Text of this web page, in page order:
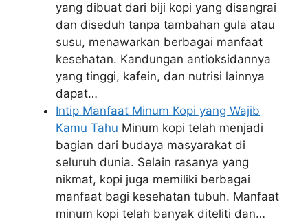
yang dibuat dari biji kopi yang disangrai
dan diseduh tanpa tambahan gula atau
susu, menawarkan berbagai manfaat
kesehatan. Kandungan antioksidannya
yang tinggi, kafein, dan nutrisi lainnya
dapat…
Intip Manfaat Minum Kopi yang Wajib
Kamu Tahu Minum kopi telah menjadi
bagian dari budaya masyarakat di
seluruh dunia. Selain rasanya yang
nikmat, kopi juga memiliki berbagai
manfaat bagi kesehatan tubuh. Manfaat
minum kopi telah banyak diteliti dan…